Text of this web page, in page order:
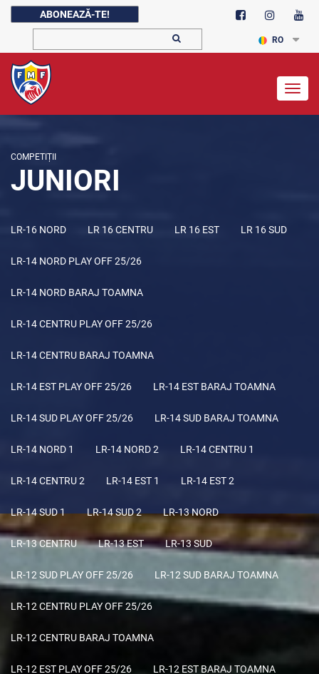
ABONEAZĂ-TE!
RO
COMPETIȚII
JUNIORI
LR-16 NORD LR 16 CENTRU LR 16 EST LR 16 SUD
LR-14 NORD PLAY OFF 25/26
LR-14 NORD BARAJ TOAMNA
LR-14 CENTRU PLAY OFF 25/26
LR-14 CENTRU BARAJ TOAMNA
LR-14 EST PLAY OFF 25/26 LR-14 EST BARAJ TOAMNA
LR-14 SUD PLAY OFF 25/26 LR-14 SUD BARAJ TOAMNA
LR-14 NORD 1 LR-14 NORD 2 LR-14 CENTRU 1
LR-14 CENTRU 2 LR-14 EST 1 LR-14 EST 2
LR-14 SUD 1 LR-14 SUD 2 LR-13 NORD
LR-13 CENTRU LR-13 EST LR-13 SUD
LR-12 SUD PLAY OFF 25/26 LR-12 SUD BARAJ TOAMNA
LR-12 CENTRU PLAY OFF 25/26
LR-12 CENTRU BARAJ TOAMNA
LR-12 EST PLAY OFF 25/26 LR-12 EST BARAJ TOAMNA